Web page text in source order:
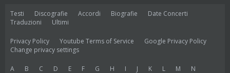
Testi Discografie Accordi Biografie
Date Concerti
Traduzioni
Ultimi
Privacy Policy Youtube Terms of Service
Google Privacy Policy
Change privacy settings
A B C D E F G H I J K L M
N